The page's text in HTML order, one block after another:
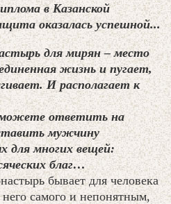
в Казанской
оказалась успешной...
для мирян – место
жизнь и пугает,
И располагает к
ответить на
мужчину
для многих вещей:
благ…
бывает для человека
самого и непонятным,